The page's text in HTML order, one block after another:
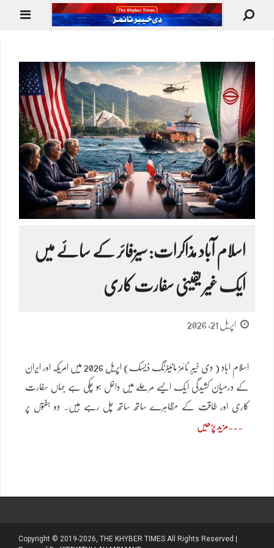
اسلام آباد مذاکرات: سیزفائر کے سائے میں
ایک غیر یقینی سفارت کاری
اپریل 21, 2026
اسلام اباد ( دی خیبر ٹائمز مانیٹرنگ ڈیسک) اپریل 2026 میں امریکہ اور ایران
کے درمیان کشیدگی ایک ایسے مرحلے میں داخل ہو چکی ہے جہاں سفارت
کاری اور طاقت کے مظاہرے ساتھ ساتھ چل رہے ہیں۔ دو ہفتوں پر
مزید پڑھیں
Copyright © 2019-2026, THE KHYBER TIMES All Rights Reserved |